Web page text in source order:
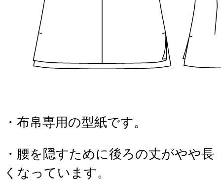
・布帛専用の型紙です。
・腰を隠すために後ろの丈がやや長
くなっています。